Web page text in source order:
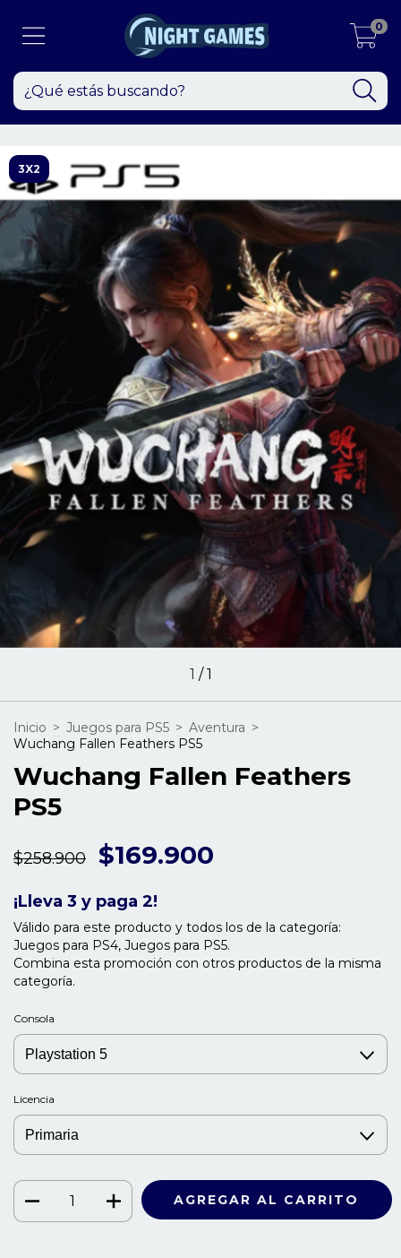
0
3X2
1 /1
Inicio > Juegos para PS5 > Aventura >
Wuchang Fallen Feathers PS5
Wuchang Fallen Feathers
PS5
$258.900 $169.900
¡Lleva 3 y paga 2!
Válido para este producto y todos los de la categoría:
Juegos para PS4, Juegos para PS5.
Combina esta promoción con otros productos de la misma
categoría.
Consola
Licencia